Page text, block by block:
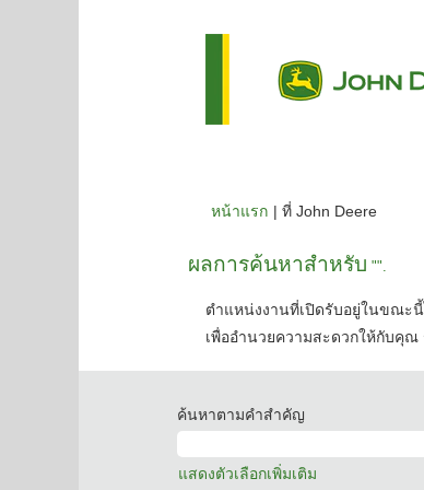
หน้าแรก | ที่ John Deere(หน้า
ผลการค้นหาสำหรับ "".
ตำแหน่งงานที่เปิดรับอยู่ในขณะ
เพื่ออำนวยความสะดวกให้กับคุ
ค้นหาตามคำสำคัญ
แสดงตัวเลือกเพิ่มเติม